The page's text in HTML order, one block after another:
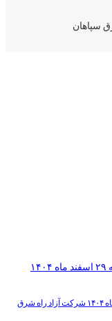
سپاهان
برگزاری مجمع عمومی عادی سالیانه منتهی به ۲۹ اسفند ماه ۱۴۰۴ شرکت آزاد راه شرق